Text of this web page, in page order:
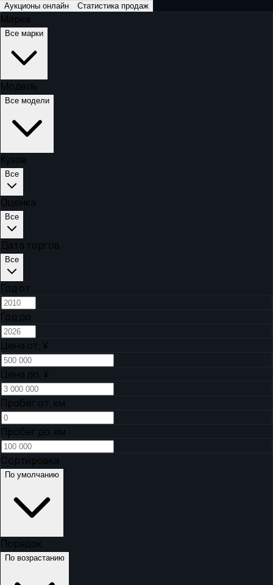
Аукционы онлайн Статистика продаж
Марка
Все марки
Модель
Все модели
Кузов
Все
Оценка
Все
Дата торгов
Все
Год от
Год до
Цена от, ¥
Цена до, ¥
Пробег от, км
Пробег до, км
Сортировка
По умолчанию
Порядок
По возрастанию